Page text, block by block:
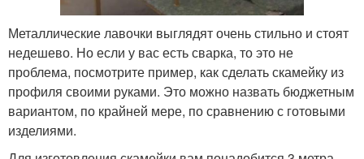
Металлические лавочки выглядят очень стильно и стоят
недешево. Но если у вас есть сварка, то это не
проблема, посмотрите пример, как сделать скамейку из
профиля своими руками. Это можно назвать бюджетным
вариантом, по крайней мере, по сравнению с готовыми
изделиями.